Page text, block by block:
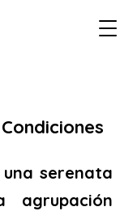
serenata
agrupación